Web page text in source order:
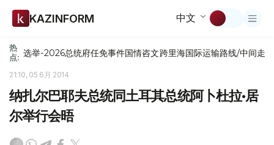
KAZINFORM 中文
热
点: 选举-2026总统府任免事件国情咨文跨里海国际运输路线/中间走廊
21:10, 05 6月 2014
纳扎尔巴耶夫总统同土耳其总统阿卜杜拉•居
尔举行会晤